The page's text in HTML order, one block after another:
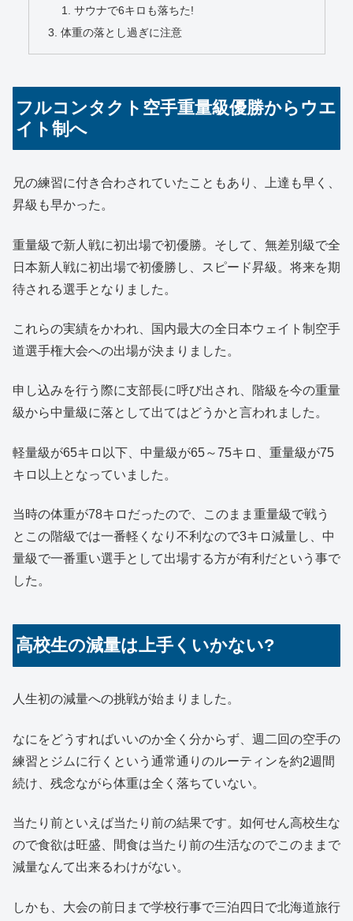
サウナで6キロも落ちた!
体重の落とし過ぎに注意
フルコンタクト空手重量級優勝からウエ
イト制へ
兄の練習に付き合わされていたこともあり、上達も早く、
昇級も早かった。
重量級で新人戦に初出場で初優勝。そして、無差別級で全
日本新人戦に初出場で初優勝し、スピード昇級。将来を期
待される選手となりました。
これらの実績をかわれ、国内最大の全日本ウェイト制空手
道選手権大会への出場が決まりました。
申し込みを行う際に支部長に呼び出され、階級を今の重量
級から中量級に落として出てはどうかと言われました。
軽量級が65キロ以下、中量級が65～75キロ、重量級が75
キロ以上となっていました。
当時の体重が78キロだったので、このまま重量級で戦う
とこの階級では一番軽くなり不利なので3キロ減量し、中
量級で一番重い選手として出場する方が有利だという事で
した。
高校生の減量は上手くいかない?
人生初の減量への挑戦が始まりました。
なにをどうすればいいのか全く分からず、週二回の空手の
練習とジムに行くという通常通りのルーティンを約2週間
続け、残念ながら体重は全く落ちていない。
当たり前といえば当たり前の結果です。如何せん高校生な
ので食欲は旺盛、間食は当たり前の生活なのでこのままで
減量なんて出来るわけがない。
しかも、大会の前日まで学校行事で三泊四日で北海道旅行